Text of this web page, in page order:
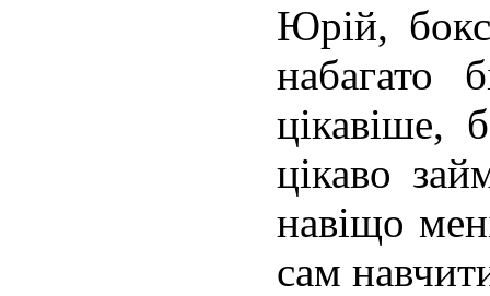
Юрій,
набагато
цікавіше,
цікаво
навіщо
сам